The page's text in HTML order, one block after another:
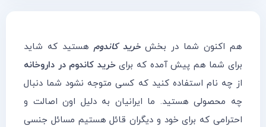
هم اکنون شما در بخشخرید کاندوم هستید که شاید
برای شما هم پیش آمده که برایخرید کاندوم در داروخانه
از چه نام استفاده کنید که کسی متوجه نشود شما دنبال
چه محصولی هستید. ما ایرانیان به دلیل اون اصالت و
احترامی که برای خود و دیگران قائل هستیم مسائل جنسی